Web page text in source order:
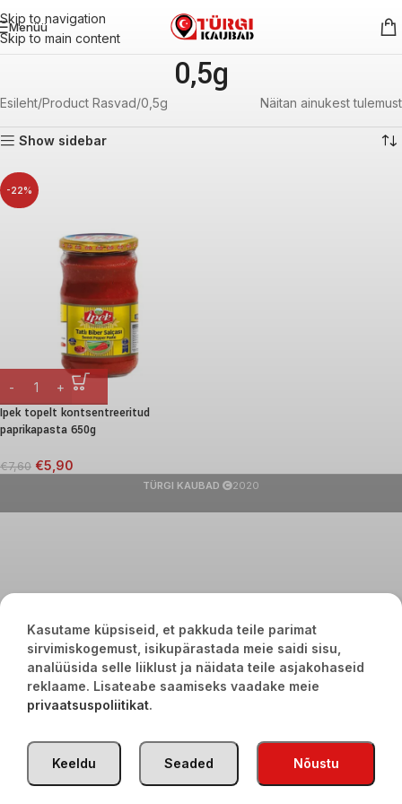
Skip to navigation
Skip to main content
Menüü
0,5g
Esileht Product Rasvad 0,5g Näitan ainukest tulemust
Show sidebar
-22%
Ipek topelt kontsentreeritud
paprikapasta 650g
€7,60 €5,90
TÜRGI KAUBAD 2020
Kasutame küpsiseid, et pakkuda teile parimat
sirvimiskogemust, isikupärastada meie saidi sisu,
analüüsida selle liiklust ja näidata teile asjakohaseid
reklaame. Lisateabe saamiseks vaadake meie
privaatsuspoliitikat.
Nõustu
Seaded
Keeldu